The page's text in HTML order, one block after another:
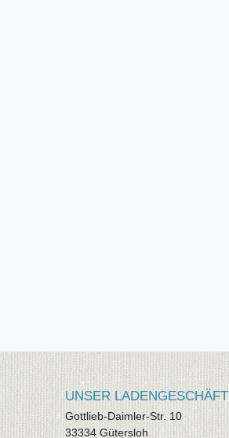
UNSER LADENGESCHÄFT
Gottlieb-Daimler-Str. 10
33334 Gütersloh